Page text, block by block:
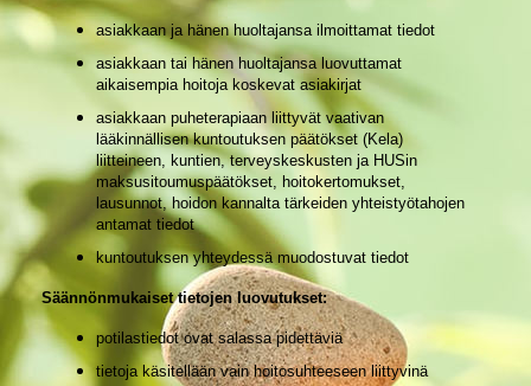
asiakkaan ja hänen huoltajansa ilmoittamat tiedot
asiakkaan tai hänen huoltajansa luovuttamat
aikaisempia hoitoja koskevat asiakirjat
asiakkaan puheterapiaan liittyvät vaativan
lääkinnällisen kuntoutuksen päätökset (Kela)
liitteineen, kuntien, terveyskeskusten ja HUSin
maksusitoumuspäätökset, hoitokertomukset,
lausunnot, hoidon kannalta tärkeiden yhteistyötahojen
antamat tiedot
kuntoutuksen yhteydessä muodostuvat tiedot
Säännönmukaiset tietojen luovutukset:
potilastiedot ovat salassa pidettäviä
tietoja käsitellään vain hoitosuhteeseen liittyvinä